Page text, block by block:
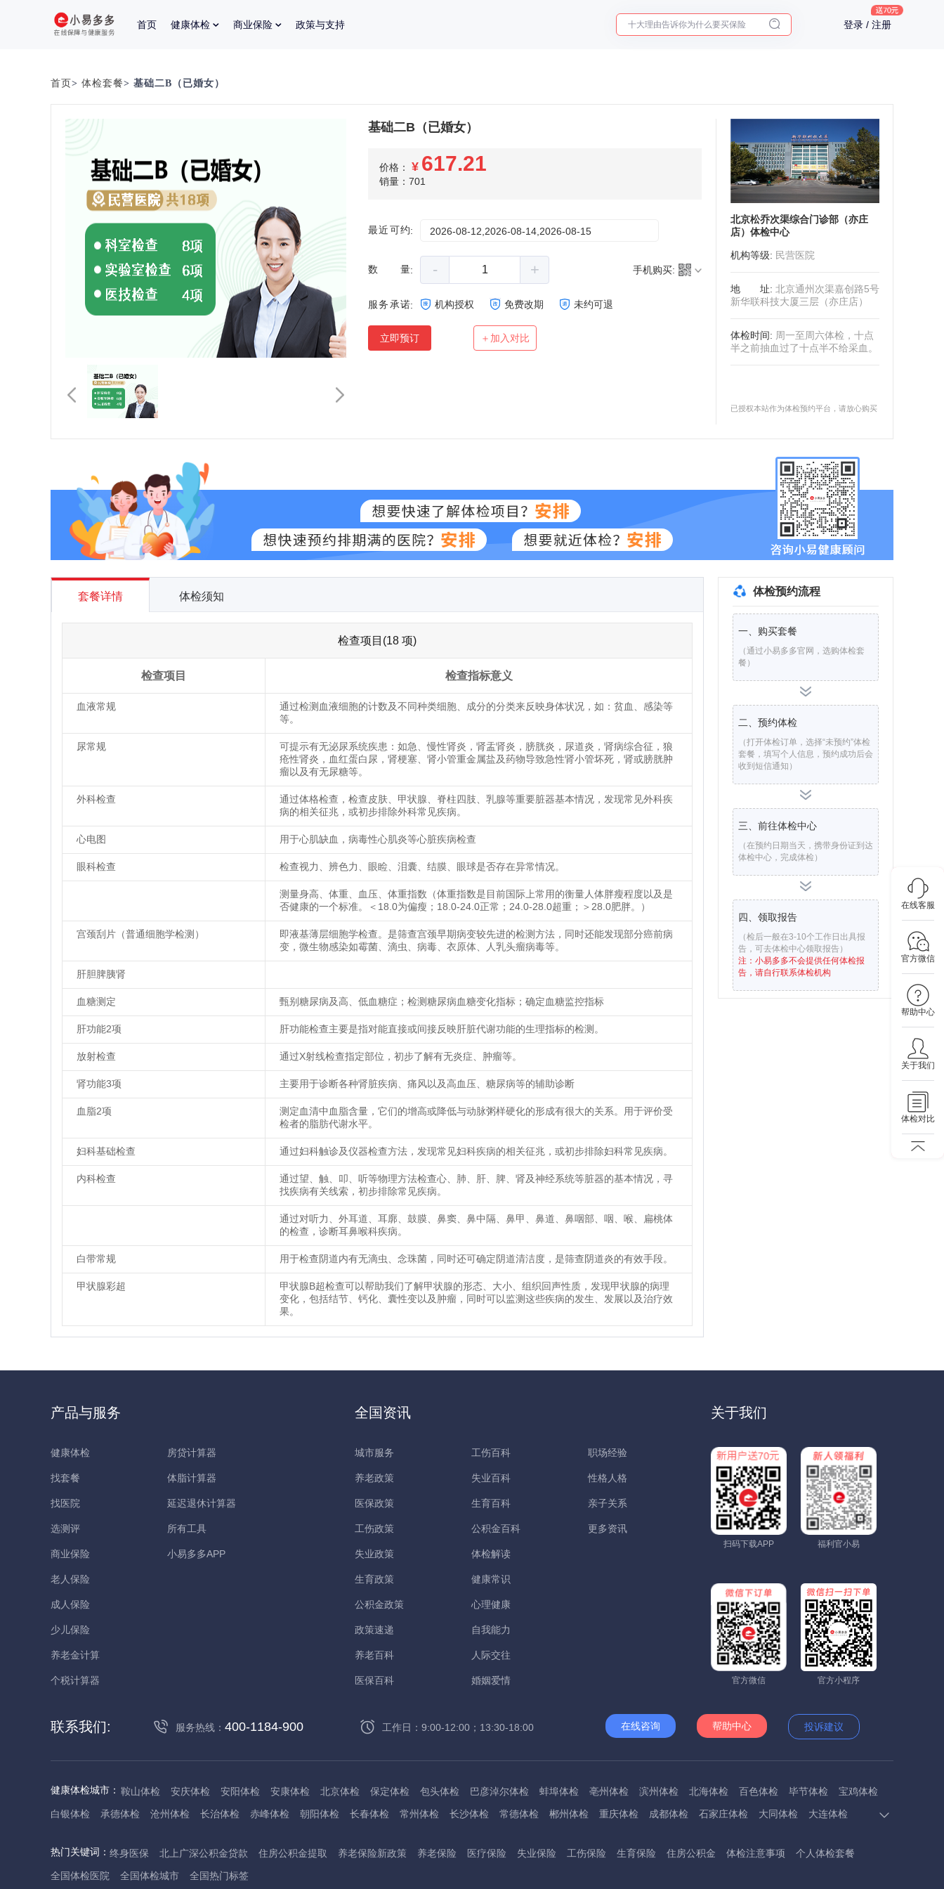
首页 健康体检 商业保险 政策与支持 入职体检在线预约 登录 / 注册
在线客服
官方微信
帮助中心
关于我们
体检对比
首页> 体检套餐> 基础二B（已婚女）
基础二B（已婚女）
价格： ¥ 617.21
销量：701
最近可约: 2026-08-12,2026-08-14,2026-08-15
数量: - + 手机购买:
服务承诺: 机构授权 免费改期 未约可退
立即预订 ＋加入对比
北京松乔次渠综合门诊部（亦庄
店）体检中心
机构等级: 民营医院
地址: 北京通州次渠嘉创路5号
新华联科技大厦三层（亦庄店）
体检时间: 周一至周六体检，十点
半之前抽血过了十点半不给采血。
已授权本站作为体检预约平台，请放心购买
套餐详情 体检须知
检查项目(18 项)
检查项目 检查指标意义
血液常规
通过检测血液细胞的计数及不同种类细胞、成分的分类来反映身体状况，如：贫血、感染等
等。
尿常规
可提示有无泌尿系统疾患：如急、慢性肾炎，肾盂肾炎，膀胱炎，尿道炎，肾病综合征，狼
疮性肾炎，血红蛋白尿，肾梗塞、肾小管重金属盐及药物导致急性肾小管坏死，肾或膀胱肿
瘤以及有无尿糖等。
外科检查
通过体格检查，检查皮肤、甲状腺、脊柱四肢、乳腺等重要脏器基本情况，发现常见外科疾
病的相关征兆，或初步排除外科常见疾病。
心电图 用于心肌缺血，病毒性心肌炎等心脏疾病检查
眼科检查 检查视力、辨色力、眼睑、泪囊、结膜、眼球是否存在异常情况。
测量身高、体重、血压、体重指数（体重指数是目前国际上常用的衡量人体胖瘦程度以及是
否健康的一个标准。＜18.0为偏瘦；18.0-24.0正常；24.0-28.0超重；＞28.0肥胖。）
宫颈刮片（普通细胞学检测）
即液基薄层细胞学检查。是筛查宫颈早期病变较先进的检测方法，同时还能发现部分癌前病
变，微生物感染如霉菌、滴虫、病毒、衣原体、人乳头瘤病毒等。
肝胆脾胰肾
血糖测定 甄别糖尿病及高、低血糖症；检测糖尿病血糖变化指标；确定血糖监控指标
肝功能2项 肝功能检查主要是指对能直接或间接反映肝脏代谢功能的生理指标的检测。
放射检查 通过X射线检查指定部位，初步了解有无炎症、肿瘤等。
肾功能3项 主要用于诊断各种肾脏疾病、痛风以及高血压、糖尿病等的辅助诊断
血脂2项
测定血清中血脂含量，它们的增高或降低与动脉粥样硬化的形成有很大的关系。用于评价受
检者的脂肪代谢水平。
妇科基础检查 通过妇科触诊及仪器检查方法，发现常见妇科疾病的相关征兆，或初步排除妇科常见疾病。
内科检查
通过望、触、叩、听等物理方法检查心、肺、肝、脾、肾及神经系统等脏器的基本情况，寻
找疾病有关线索，初步排除常见疾病。
通过对听力、外耳道、耳廓、鼓膜、鼻窦、鼻中隔、鼻甲、鼻道、鼻咽部、咽、喉、扁桃体
的检查，诊断耳鼻喉科疾病。
白带常规 用于检查阴道内有无滴虫、念珠菌，同时还可确定阴道清洁度，是筛查阴道炎的有效手段。
甲状腺彩超
甲状腺B超检查可以帮助我们了解甲状腺的形态、大小、组织回声性质，发现甲状腺的病理
变化，包括结节、钙化、囊性变以及肿瘤，同时可以监测这些疾病的发生、发展以及治疗效
果。
体检预约流程
一、购买套餐
（通过小易多多官网，选购体检套
餐）
二、预约体检
（打开体检订单，选择“未预约”体检
套餐，填写个人信息，预约成功后会
收到短信通知）
三、前往体检中心
（在预约日期当天，携带身份证到达
体检中心，完成体检）
四、领取报告
（检后一般在3-10个工作日出具报
告，可去体检中心领取报告）
注：小易多多不会提供任何体检报
告，请自行联系体检机构
产品与服务
健康体检
找套餐
找医院
选测评
商业保险
老人保险
成人保险
少儿保险
养老金计算
个税计算器
房贷计算器
体脂计算器
延迟退休计算器
所有工具
小易多多APP
全国资讯
城市服务
养老政策
医保政策
工伤政策
失业政策
生育政策
公积金政策
政策速递
养老百科
医保百科
工伤百科
失业百科
生育百科
公积金百科
体检解读
健康常识
心理健康
自我能力
人际交往
婚姻爱情
职场经验
性格人格
亲子关系
更多资讯
关于我们
扫码下载APP 福利官小易
官方微信 官方小程序
联系我们: 服务热线： 400-1184-900 工作日：9:00-12:00；13:30-18:00 在线咨询 帮助中心 投诉建议
健康体检城市： 鞍山体检 安庆体检 安阳体检 安康体检 北京体检 保定体检 包头体检 巴彦淖尔体检 蚌埠体检 亳州体检 滨州体检 北海体检 百色体检 毕节体检
宝鸡体检
白银体检
承德体检 沧州体检 长治体检 赤峰体检 朝阳体检 长春体检 常州体检 长沙体检 常德体检 郴州体检 重庆体检 成都体检 石家庄体检 大同体检
大连体检
抚州体检
佛山体检 防城港体检 赣州体检 广州体检 桂林体检 贵港体检 广元体检 贵阳体检 红河体检 邯郸体检 衡水体检 呼和浩特体检 呼伦贝尔体检
葫芦岛体检
哈尔滨体检
淮安体检 杭州体检 湖州体检
热门关键词： 终身医保 北上广深公积金贷款 住房公积金提取 养老保险新政策 养老保险 医疗保险 失业保险 工伤保险 生育保险 住房公积金 体检注意事项
个人体检套餐
全国体检医院
全国体检城市 全国热门标签